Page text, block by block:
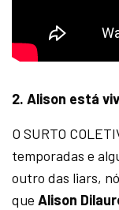
2. Alison está
O SURTO
temporadas e
outro das liars,
queAlison